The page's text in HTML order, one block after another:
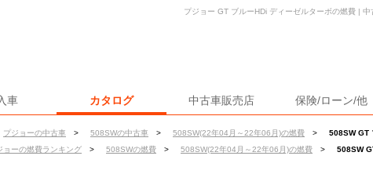
車 カタログ 中古車販売店 保険/ローン/他
プジョーの中古車 > 508SWの中古車 > 508SW(22年04月～22年06月)の燃費 >
508SW GT
ョーの燃費ランキング > 508SWの燃費 > 508SW(22年04月～22年06月)の燃費 > 508SW
プジョー GT ブルーHDi ディーゼルターボの燃費 |